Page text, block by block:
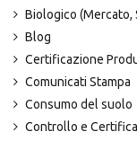
Biologico (Mercato,
Blog
Certificazione
Comunicati Stampa
Consumo del suolo
Controllo e